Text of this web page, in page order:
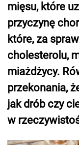
mięsu, które
przyczynę
które, za
cholesterolu,
miażdżycy.
przekonania,
jak drób czy
w